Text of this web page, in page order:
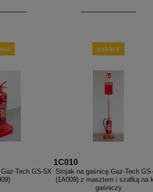
zobacz
Tech GS-5X
1C010
Stojak na gaśnicę Gaz-Tech
(1A009) z masztem i szafką na
gaśniczy